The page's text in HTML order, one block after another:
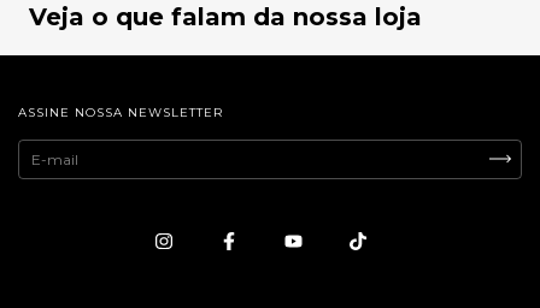
Veja o que falam da nossa loja
ASSINE NOSSA NEWSLETTER